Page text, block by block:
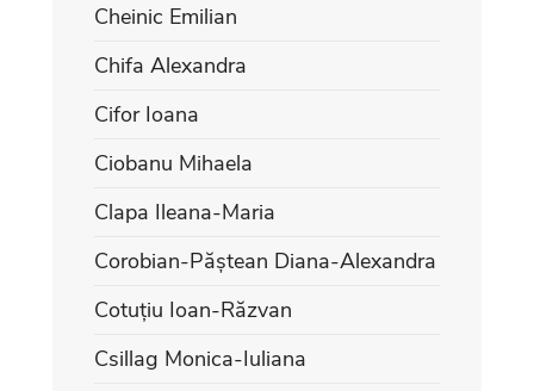
Cheinic Emilian
Chifa Alexandra
Cifor Ioana
Ciobanu Mihaela
Clapa Ileana-Maria
Corobian-Păștean Diana-Alexandra
Cotuțiu Ioan-Răzvan
Csillag Monica-Iuliana